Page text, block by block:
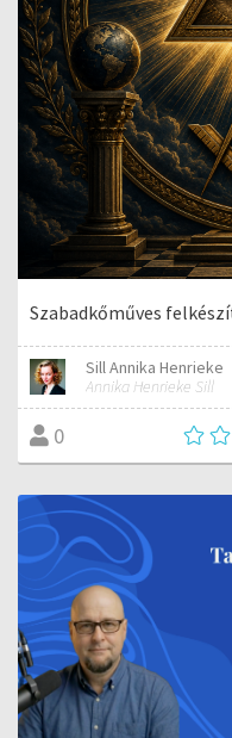
Szabadkőműves
Sill Annika Henrieke
Annika Henrieke Sill
0